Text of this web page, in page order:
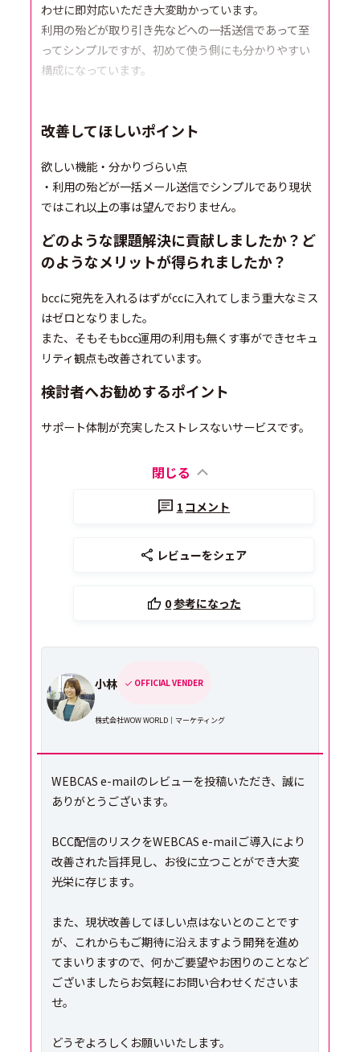
わせに即対応いただき大変助かっています。
利用の殆どが取り引き先などへの一括送信であって至
ってシンプルですが、初めて使う側にも分かりやすい
構成になっています。
改善してほしいポイント
欲しい機能・分かりづらい点
・利用の殆どが一括メール送信でシンプルであり現状
ではこれ以上の事は望んでおりません。
どのような課題解決に貢献しましたか？ど
のようなメリットが得られましたか？
bccに宛先を入れるはずがccに入れてしまう重大なミス
はゼロとなりました。
また、そもそもbcc運用の利用も無くす事ができセキュ
リティ観点も改善されています。
検討者へお勧めするポイント
サポート体制が充実したストレスないサービスです。
閉じる
1 コメント
レビューをシェア
0参考になった
小林 OFFICIAL VENDER
株式会社WOW WORLD｜マーケティング
WEBCAS e-mailのレビューを投稿いただき、誠に
ありがとうございます。
BCC配信のリスクをWEBCAS e-mailご導入により
改善された旨拝見し、お役に立つことができ大変
光栄に存じます。
また、現状改善してほしい点はないとのことです
が、これからもご期待に沿えますよう開発を進め
てまいりますので、何かご要望やお困りのことなど
ございましたらお気軽にお問い合わせくださいま
せ。
どうぞよろしくお願いいたします。